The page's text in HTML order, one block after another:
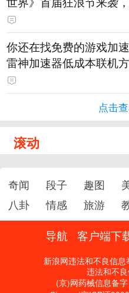
直播即将开启
你还在找免费的游戏加
雷神加速器低成本联机
免费试用
点击
滚动
奇闻 段子 趣图
八卦
情感 旅游
导航 客户端下
新浪网违法和不良信
违法和不
(京)网药械信息备